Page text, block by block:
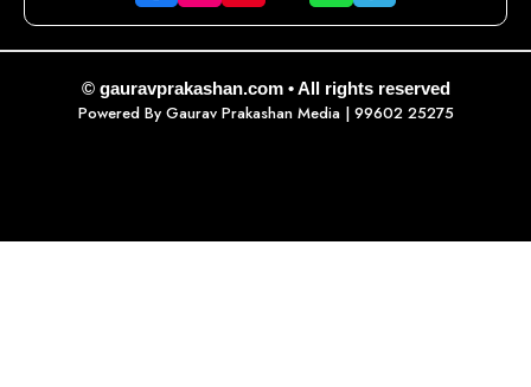
© gauravprakashan.com • All rights reserved
Powered By Gaurav Prakashan Media| 99602 25275